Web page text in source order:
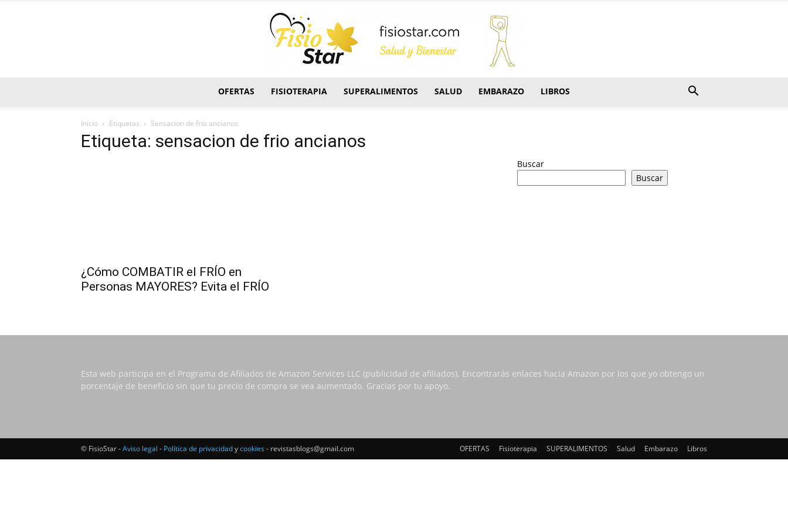
OFERTAS FISIOTERAPIA SUPERALIMENTOS SALUD EMBARAZO LIBROS
Inicio Etiquetas Sensacion de frio ancianos
Etiqueta: sensacion de frio ancianos
¿Cómo COMBATIR el FRÍO en
Personas MAYORES? Evita el FRÍO
Buscar
Buscar
Esta web participa en el Programa de Afiliados de Amazon Services LLC (publicidad de afiliados). Encontrarás enlaces hacia Amazon por los que yo obtengo un
porcentaje de beneficio sin que tu precio de compra se vea aumentado. Gracias por tu apoyo.
OFERTAS Fisioterapia SUPERALIMENTOS Salud Embarazo Libros
© FisioStar -Aviso legal - Política de privacidadycookies - revistasblogs@gmail.com